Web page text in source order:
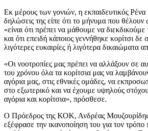
Εκ μέρους των γονιών, η εκπαιδευτικός
δηλώσεις της είπε ότι το μήνυμα που θέλουν
«είναι ότι πρέπει να μάθουμε να
και ότι επειδή κάποιος γεννήθηκε κορίτσι δε
λιγότερες ευκαιρίες ή λιγότερα δικαιώματα
«Οι νοοτροπίες μας πρέπει να αλλάξουν σε
του χρόνου όλα τα κορίτσια μας να
αγόρια μας, στις εθνικές ομάδες, να
στο εξωτερικό και να έχουμε υψηλούς
αγόρια και κορίτσια», πρόσθεσε.
Ο Πρόεδρος της ΚΟΚ, Ανδρέας
εξέφρασε την ικανοποίηση του για τον τρόπο